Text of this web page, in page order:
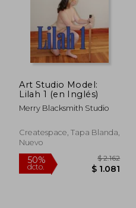
Art Studio Model:
Lilah 1 (en Inglés)
Merry Blacksmith Studio
Createspace, Tapa Blanda,
Nuevo